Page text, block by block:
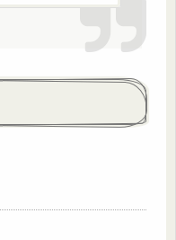
念2026の予想に、ぜひお